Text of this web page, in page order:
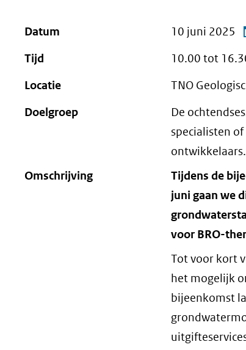
Datum 10 juni 2025
Tijd
10.00 tot
Locatie
TNO
Doelgroep
De
specialisten
ontwikkelaars.
Omschrijving
Tijdens de
juni gaan we
voor BRO-
Tot voor kort
het mogelijk
bijeenkomst